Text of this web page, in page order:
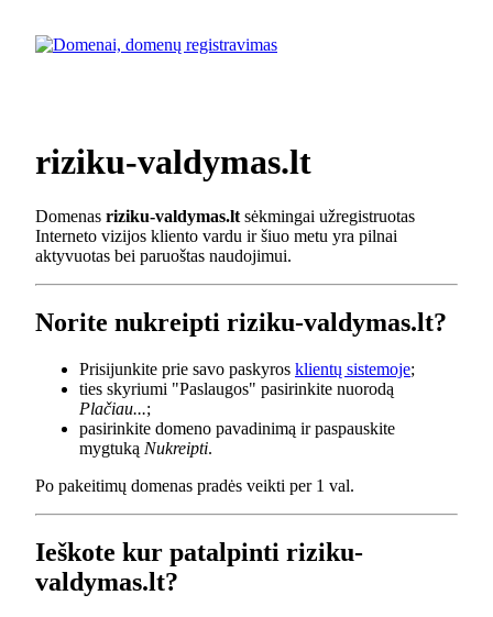
riziku-valdymas.lt
Domenas riziku-valdymas.lt sėkmingai užregistruotas
Interneto vizijos kliento vardu ir šiuo metu yra pilnai
aktyvuotas bei paruoštas naudojimui.
Norite nukreipti riziku-valdymas.lt?
Prisijunkite prie savo paskyros klientų sistemoje;
ties skyriumi "Paslaugos" pasirinkite nuorodą
Plačiau...;
pasirinkite domeno pavadinimą ir paspauskite
mygtuką Nukreipti.
Po pakeitimų domenas pradės veikti per 1 val.
Ieškote kur patalpinti riziku-
valdymas.lt?